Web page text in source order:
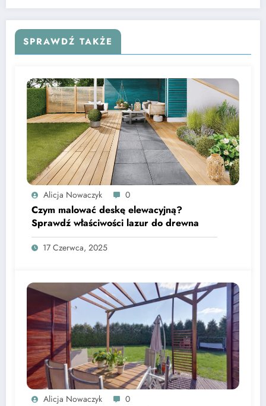
SPRAWDŹ TAKŻE
Alicja Nowaczyk 0
Czym malować deskę elewacyjną?
Sprawdź właściwości lazur do drewna
17 Czerwca, 2025
Alicja Nowaczyk 0